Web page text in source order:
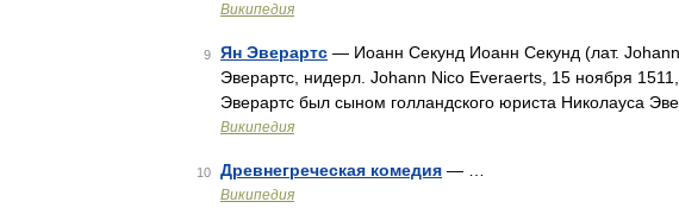
Википедия
9 Ян Эверартс — Иоанн Секунд Иоанн Секунд (лат.
Эверартс, нидерл. Johann Nico Everaerts, 15 ноября
Эверартс был сыном голландского юриста Николауса
Википедия
10 Древнегреческая комедия — …
Википедия